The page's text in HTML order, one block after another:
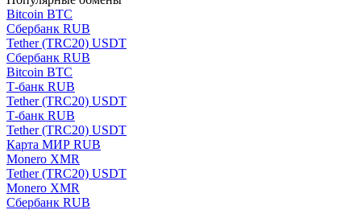
Bitcoin BTC
Сбербанк RUB
Tether (TRC20) USDT
Сбербанк RUB
Bitcoin BTC
Т-банк RUB
Tether (TRC20) USDT
Т-банк RUB
Tether (TRC20) USDT
Карта МИР RUB
Monero XMR
Tether (TRC20) USDT
Monero XMR
Сбербанк RUB